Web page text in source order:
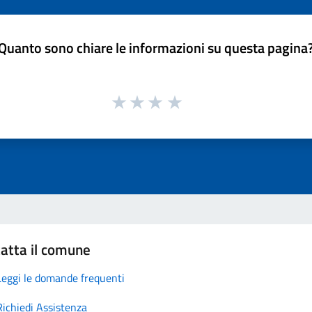
sono chiare le informazioni su questa
il comune
le domande frequenti
Assistenza